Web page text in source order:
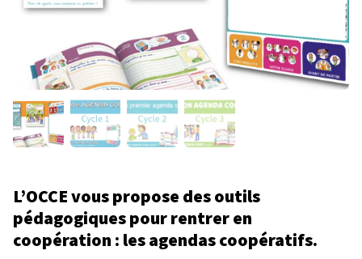
L’OCCE vous propose des outils
pédagogiques pour rentrer en
coopération : les agendas coopératifs.